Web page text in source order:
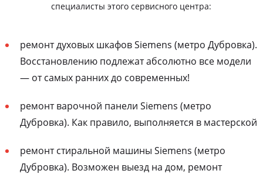
специалисты этого сервисного центра:
ремонт духовых шкафов Siemens (метро Дубровка).
Восстановлению подлежат абсолютно все модели
— от самых ранних до современных!
ремонт варочной панели Siemens (метро
Дубровка). Как правило, выполняется в мастерской
ремонт стиральной машины Siemens (метро
Дубровка). Возможен выезд на дом, ремонт